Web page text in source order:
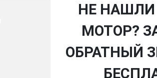
НЕ
МОТОР?
ОБРАТНЫЙ